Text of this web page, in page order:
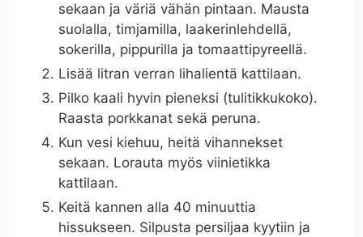
sekaan ja väriä vähän pintaan. Mausta
suolalla, timjamilla, laakerinlehdellä,
sokerilla, pippurilla ja tomaattipyreellä.
Lisää litran verran lihalientä kattilaan.
Pilko kaali hyvin pieneksi (tulitikkukoko).
Raasta porkkanat sekä peruna.
Kun vesi kiehuu, heitä vihannekset
sekaan. Lorauta myös viinietikka
kattilaan.
Keitä kannen alla 40 minuuttia
hissukseen. Silpusta persiljaa kyytiin ja